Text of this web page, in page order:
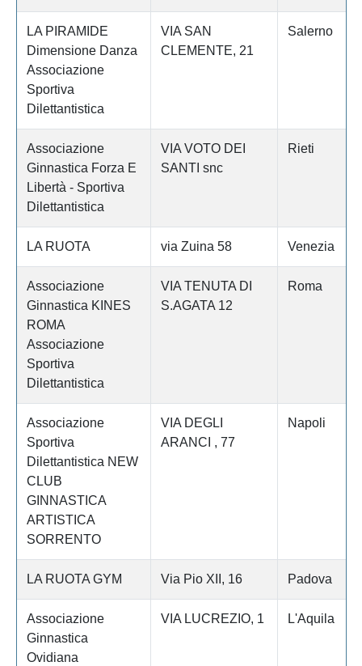
LA PIRAMIDE
Dimensione Danza
Associazione
Sportiva
Dilettantistica
VIA SAN
CLEMENTE, 21
Salerno
Associazione
Ginnastica Forza E
Libertà - Sportiva
Dilettantistica
VIA VOTO DEI
SANTI snc
Rieti
LA RUOTA via Zuina 58 Venezia
Associazione
Ginnastica KINES
ROMA
Associazione
Sportiva
Dilettantistica
VIA TENUTA DI
S.AGATA 12
Roma
Associazione
Sportiva
Dilettantistica NEW
CLUB
GINNASTICA
ARTISTICA
SORRENTO
VIA DEGLI
ARANCI , 77
Napoli
LA RUOTA GYM Via Pio XII, 16 Padova
Associazione
Ginnastica
Ovidiana
VIA LUCREZIO, 1 L'Aquila